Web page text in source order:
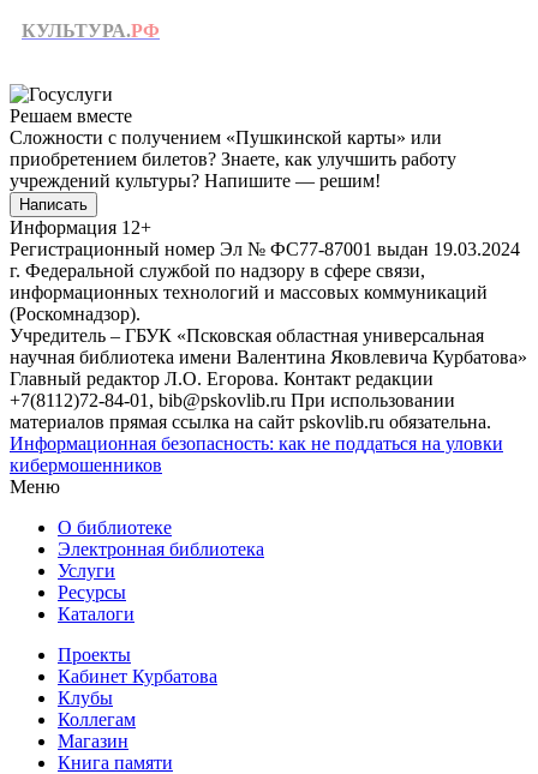
КУЛЬТУРА.РФ
Решаем вместе
Сложности с получением «Пушкинской карты» или
приобретением билетов? Знаете, как улучшить работу
учреждений культуры? Напишите — решим!
Написать
Информация 12+
Регистрационный номер Эл № ФС77-87001 выдан 19.03.2024
г. Федеральной службой по надзору в сфере связи,
информационных технологий и массовых коммуникаций
(Роскомнадзор).
Учредитель – ГБУК «Псковская областная универсальная
научная библиотека имени Валентина Яковлевича Курбатова»
Главный редактор Л.О. Егорова. Контакт редакции
+7(8112)72-84-01, bib@pskovlib.ru При использовании
материалов прямая ссылка на сайт pskovlib.ru обязательна.
Информационная безопасность: как не поддаться на уловки
кибермошенников
Меню
О библиотеке
Электронная библиотека
Услуги
Ресурсы
Каталоги
Проекты
Кабинет Курбатова
Клубы
Коллегам
Магазин
Книга памяти